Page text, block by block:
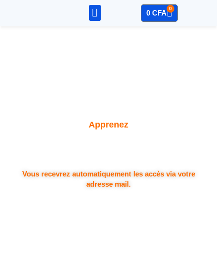
0 CFA
0
Apprenez
Vous recevrez automatiquement les accès via votre
adresse mail.